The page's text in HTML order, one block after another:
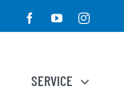
FacebookYouTube
SERVICE